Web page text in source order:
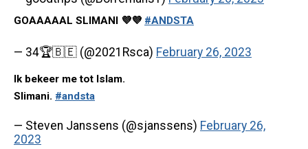
GOAAAAAL SLIMANI 💜💜 #ANDSTA
— 34🏆🇧🇪 (@2021Rsca) February 26, 2023
Ik bekeer me tot Islam.
Slimani. #andsta
— Steven Janssens (@sjanssens) February 26,
2023